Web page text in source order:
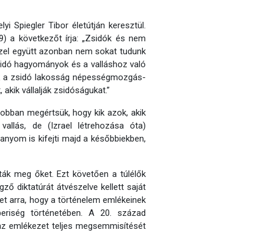
Spiegler Tibor életútján keresztül.
a következőt írja: „Zsidók és nem
együtt azonban nem sokat tudunk
hagyományok és a valláshoz való
zsidó lakosság népességmozgás-
vállalják zsidóságukat.”
megértsük, hogy kik azok, akik
de (Izrael létrehozása óta)
is kifejti majd a későbbiekben,
meg őket. Ezt követően a túlélők
diktatúrát átvészelve kellett saját
arra, hogy a történelem emlékeinek
történetében. A 20. század
emlékezet teljes megsemmisítését